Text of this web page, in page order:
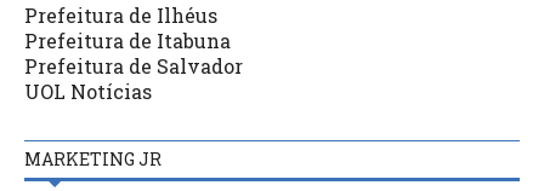
Prefeitura de Ilhéus
Prefeitura de Itabuna
Prefeitura de Salvador
UOL Notícias
MARKETING JR